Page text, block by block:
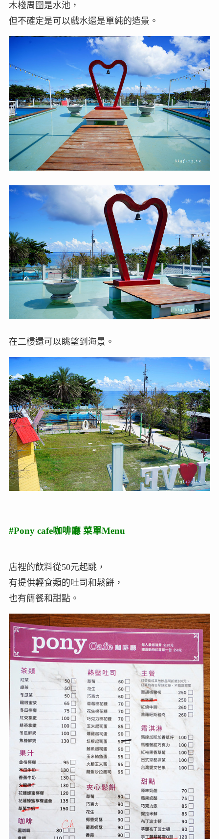
木棧周圍是水池，
但不確定是可以戲水還是單純的造景。
在二樓還可以眺望到海景。
#Pony cafe咖啡廳 菜單Menu
店裡的飲料從50元起跳，
有提供輕食類的吐司和鬆餅，
也有簡餐和甜點。